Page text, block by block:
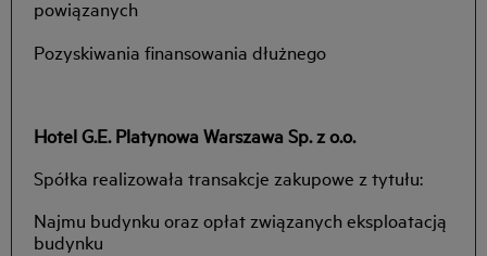
powiązanych
Pozyskiwania finansowania dłużnego
Hotel G.E. Platynowa Warszawa Sp. z o.o.
Spółka realizowała transakcje zakupowe z tytułu:
Najmu budynku oraz opłat związanych eksploatacją
budynku